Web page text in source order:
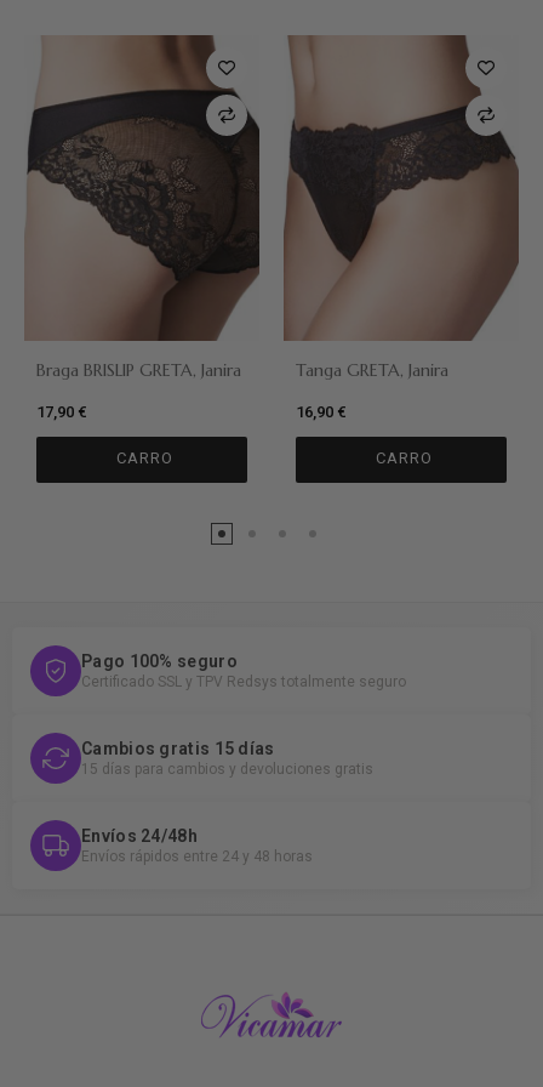
Braga BRISLIP GRETA, Janira
17,90 €
CARRO
Tanga GRETA, Janira
16,90 €
CARRO
Pago 100% seguro
Certificado SSL y TPV Redsys totalmente seguro
Cambios gratis 15 días
15 días para cambios y devoluciones gratis
Envíos 24/48h
Envíos rápidos entre 24 y 48 horas